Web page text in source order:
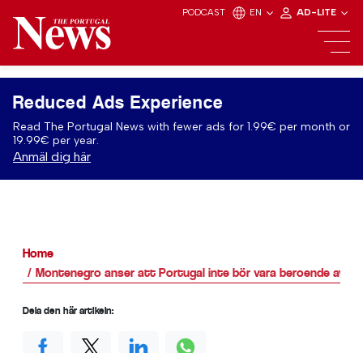
PODCAST EN AD-LITE
Reduced Ads Experience
Read The Portugal News with fewer ads for 1.99€ per month or
19.99€ per year.
Anmäl dig här
Home
Montenegro anser att Portugal inte bör vara beroende av
Dela den här artikeln: